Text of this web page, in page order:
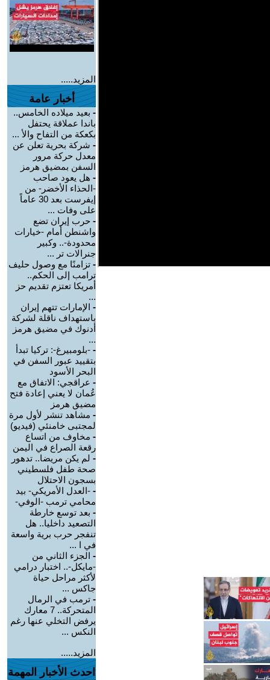
المزيد.....
أخبار عامة
- بعيد ميلاده الخامس..
باندا عملاقة يحتفل
بكعكة من التفاح والأ ...
- شركة بحرية تعلن عن
معدل حركة مرور
السفن بمضيق هرمز
- هل يعود صاحب
-الحذاء الأخضر- من
إيفرست بعد 30 عاماً
على وفات ...
- حرب إيران تضع
واشنطن أمام -خيارات
محدودة-.. وكبير
جنرالات تر ...
- تزامنًا مع وصول حليف
ترامب إلى الحكم..
أمريكا تعتزم تقديم حز
...
- الإمارات تتهم إيران
باستهداف ناقلة لشركة
أدنوك في مضيق هرمز
...
- -بلومبيرغ-: تركيا تبدأ
بتقييد عبور السفن في
البحر الأسود
- عراقجي: الاتفاق مع
عُمان لا يعني إعادة فتح
مضيق هرمز
- مشاهد تنشر لأول مرة
لمجتبى خامنئي (فيديو)
- مخاوف من اتساع
رقعة الصراع في اليمن
- لم يكن مريضا.. تدهور
صحة طفل فلسطيني
بسجون الاحتلال
- -العدل الأمريكي- بيد
محامي ترمب -الوفي-
- بعد توسع خارطة
التصعيد داخليا.. هل
تنفجر حرب برية واسعة
في ا ...
- الجزء الثاني من
-مايكل-.. اختبار درامي
لأكثر مراحل حياة
جاكس ...
- ترمب في الرمال
المتحركة.. 7 معارك
يرفض التخلي عنها رغم
النكس ...
المزيد.....
احدث الأخبار المهمة